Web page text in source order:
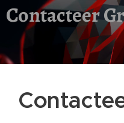
Contacteer